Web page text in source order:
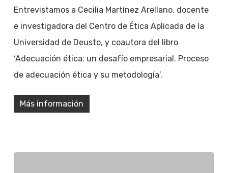
Entrevistamos a Cecilia Martínez Arellano, docente
e investigadora del Centro de Ética Aplicada de la
Universidad de Deusto, y coautora del libro
‘Adecuación ética: un desafío empresarial. Proceso
de adecuación ética y su metodología’.
Más información